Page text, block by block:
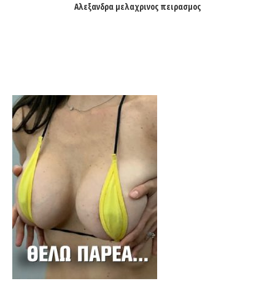
Αλεξανδρα μελαχρινος πειρασμος